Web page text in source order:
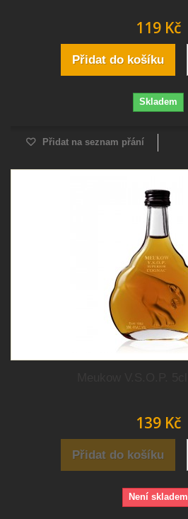
119 Kč
Přidat do košíku
Skladem
Přidat na seznam přání
139 Kč
Přidat do košíku
Není skladem